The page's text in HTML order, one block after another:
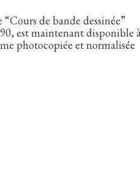
de bande dessinée”
est maintenant disponible
photocopiée et normalisée